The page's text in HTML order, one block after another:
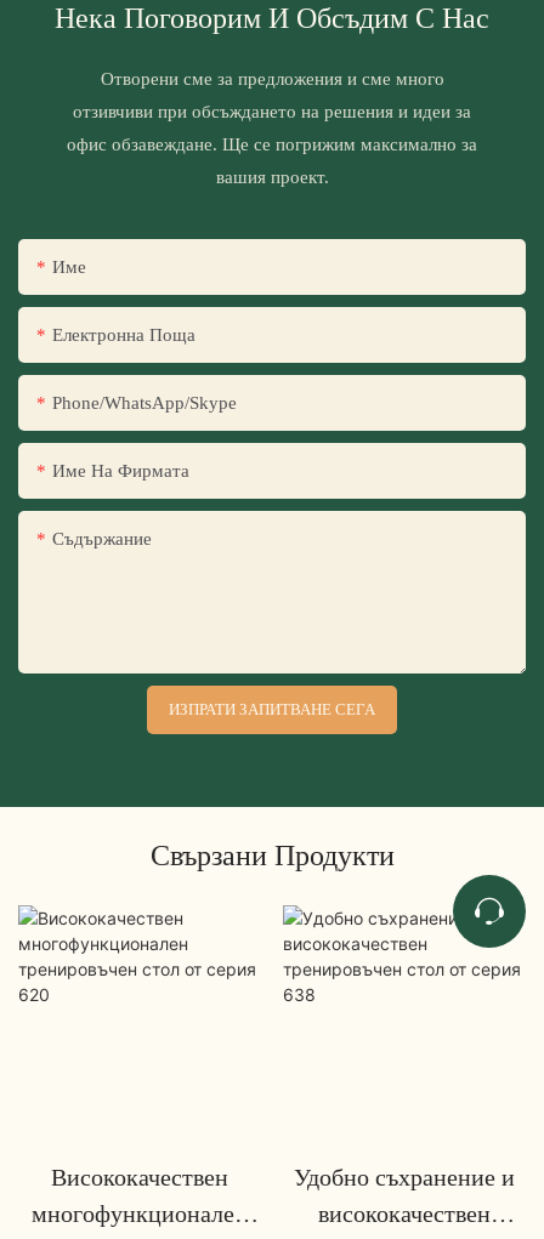
Нека Поговорим И Обсъдим С Нас
Отворени сме за предложения и сме много
отзивчиви при обсъждането на решения и идеи за
офис обзавеждане. Ще се погрижим максимално за
вашия проект.
Име
Електронна Поща
Phone/WhatsApp/Skype
Име На Фирмата
Съдържание
ИЗПРАТИ ЗАПИТВАНЕ СЕГА
Свързани Продукти
Висококачествен
многофункционален
Удобно съхранение и
висококачествен